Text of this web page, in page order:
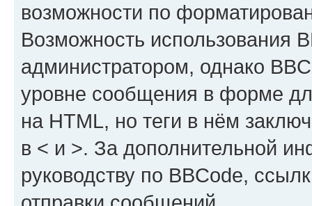
возможности по
Возможность использования
администратором, однако
уровне сообщения в форме
на HTML, но теги в нём
в < и >. За дополнительной
руководству по BBCode,